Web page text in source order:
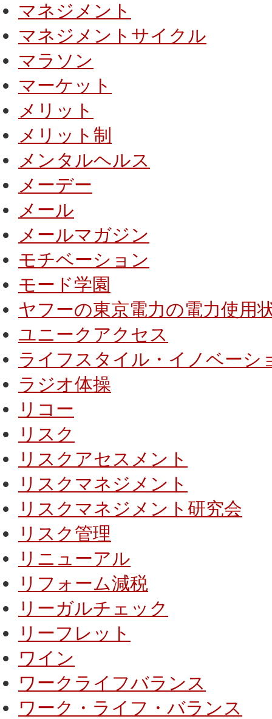
マネジメント
マネジメントサイクル
マラソン
マーケット
メリット
メリット制
メンタルヘルス
メーデー
メール
メールマガジン
モチベーション
モード学園
ヤフーの東京電力の電力使用
ユニークアクセス
ライフスタイル・イノベーシ
ラジオ体操
リコー
リスク
リスクアセスメント
リスクマネジメント
リスクマネジメント研究会
リスク管理
リニューアル
リフォーム減税
リーガルチェック
リーフレット
ワイン
ワークライフバランス
ワーク・ライフ・バランス